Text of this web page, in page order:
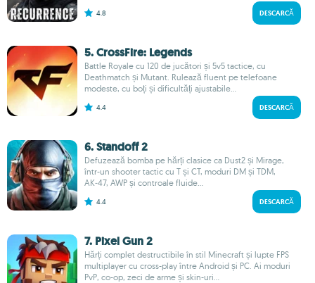
4.8 DESCARCĂ
5. CrossFire: Legends
Battle Royale cu 120 de jucători și 5v5 tactice, cu
Deathmatch și Mutant. Rulează fluent pe telefoane
modeste, cu boți și dificultăți ajustabile...
4.4 DESCARCĂ
6. Standoff 2
Defuzează bomba pe hărți clasice ca Dust2 și Mirage,
într-un shooter tactic cu T și CT, moduri DM și TDM,
AK‑47, AWP și controale fluide...
4.4 DESCARCĂ
7. Pixel Gun 2
Hărți complet destructibile în stil Minecraft și lupte FPS
multiplayer cu cross-play între Android și PC. Ai moduri
PvP, co-op, zeci de arme și skin-uri...